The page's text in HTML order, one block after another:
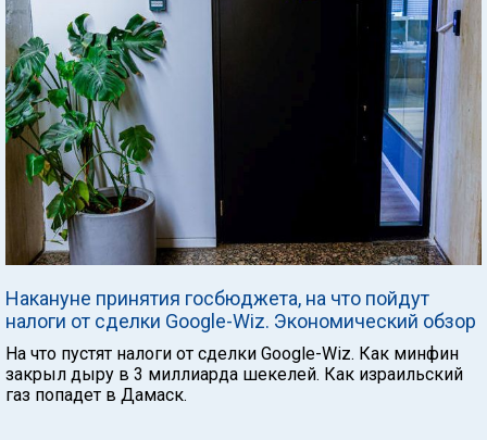
Накануне принятия госбюджета, на что пойдут
налоги от сделки Google-Wiz. Экономический обзор
На что пустят налоги от сделки Google-Wiz. Как минфин
закрыл дыру в 3 миллиарда шекелей. Как израильский
газ попадет в Дамаск.